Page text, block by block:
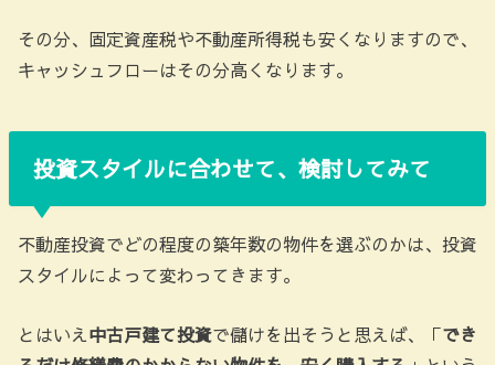
その分、固定資産税や不動産所得税も安くなりますので、
キャッシュフローはその分高くなります。
投資スタイルに合わせて、検討してみて
不動産投資でどの程度の築年数の物件を選ぶのかは、投資
スタイルによって変わってきます。
とはいえ中古戸建て投資で儲けを出そうと思えば、「でき